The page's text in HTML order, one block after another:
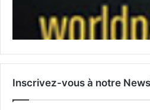
Inscrivez-vous à notre